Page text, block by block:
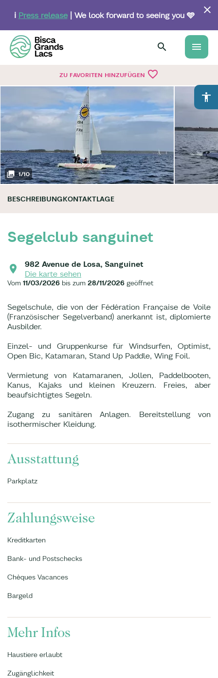
content
ℹ️ Press release| We look forward to seeing you 🩵
menu
ZU FAVORITEN HINZUFÜGEN favorite_border
accessibility
1/10
BESCHREIBUNGKONTAKTLAGE
Segelclub sanguinet
982 Avenue de Losa, Sanguinet
Die karte sehen
Vom 11/03/2026 bis zum 28/11/2026 geöffnet
Segelschule, die von der Fédération Française de Voile
(Französischer Segelverband) anerkannt ist, diplomierte
Ausbilder.
Einzel- und Gruppenkurse für Windsurfen, Optimist,
Open Bic, Katamaran, Stand Up Paddle, Wing Foil.
Vermietung von Katamaranen, Jollen, Paddelbooten,
Kanus, Kajaks und kleinen Kreuzern. Freies, aber
beaufsichtigtes Segeln.
Zugang zu sanitären Anlagen. Bereitstellung von
isothermischer Kleidung.
Ausstattung
Parkplatz
Zahlungsweise
Kreditkarten
Bank- und Postschecks
Chèques Vacances
Bargeld
Mehr Infos
Haustiere erlaubt
Zugänglichkeit